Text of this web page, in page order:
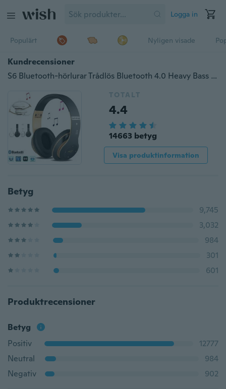
Logga in
Populärt Nyligen visade
Kundrecensioner
S6 Bluetooth-hörlurar Trådlös Bluetooth 4.0 Heavy Bass Stereo Foldadle Auriculares med mikrofonstöd TF SD-kort Den bästa gåvan för studenten
TOTALT
4.4
14663 betyg
Visa produktinformation
Betyg
9,745
3,032
984
301
601
Produktrecensioner
Betyg
Positiv
12777
Neutral
984
Negativ
902